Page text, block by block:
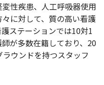
性疾患、人工呼吸器使用
に対して、質の高い看護
ステーションでは10対1
が多数在籍しており、20
ウンドを持つスタッフ